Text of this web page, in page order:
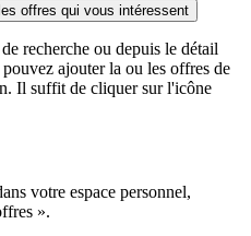
offres qui vous intéressent
recherche ou depuis le détail
ajouter la ou les offres de
Il suffit de cliquer sur l'icône
votre espace personnel,
».